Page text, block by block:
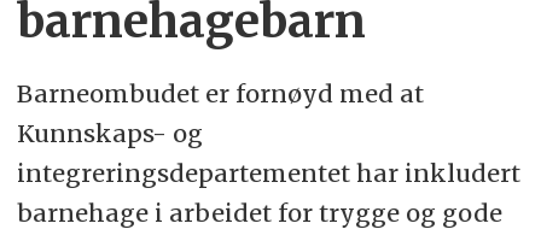
barnehagebarn
Barneombudet er fornøyd med at
Kunnskaps- og
integreringsdepartementet har inkludert
barnehage i arbeidet for trygge og gode